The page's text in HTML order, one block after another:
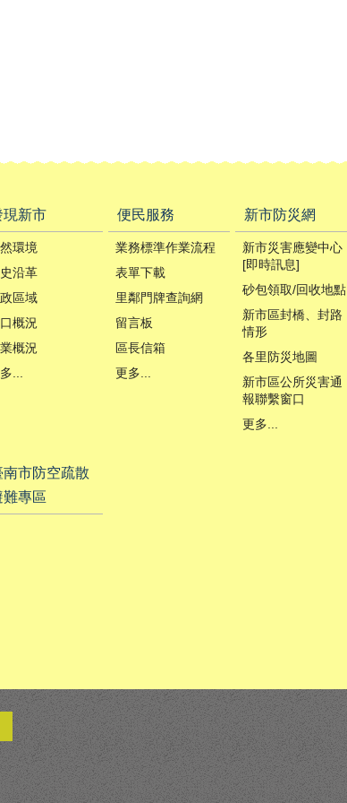
現新市
環境
沿革
區域
概況
概況
...
便民服務
業務標準作業流程
表單下載
里鄰門牌查詢網
留言板
區長信箱
更多...
新市防災網
新市災害應變中心
[即時訊息]
砂包領取/回收地點
新市區封橋、封路
情形
各里防災地圖
新市區公所災害通
報聯繫窗口
更多...
南市防空疏散
難專區